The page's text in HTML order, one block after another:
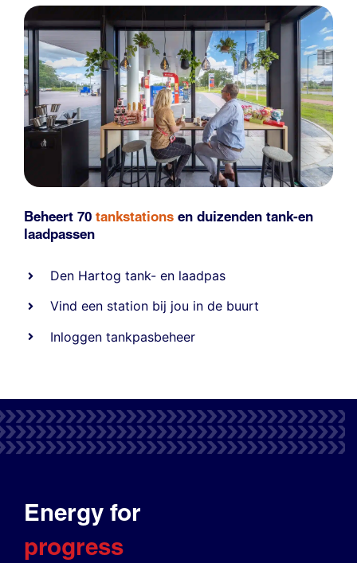
Beheert 70 tankstations en duizenden tank-en
laadpassen
Den Hartog tank- en laadpas
Vind een station bij jou in de buurt
Inloggen tankpasbeheer
Energy for
progress